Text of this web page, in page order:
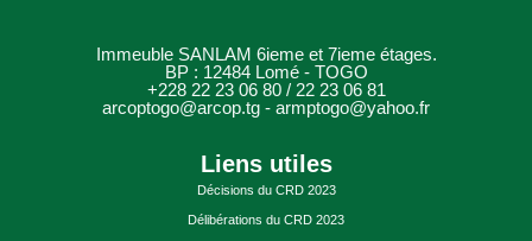
Immeuble SANLAM 6ieme et 7ieme étages.
BP : 12484 Lomé - TOGO
+228 22 23 06 80 / 22 23 06 81
arcoptogo@arcop.tg - armptogo@yahoo.fr
Liens utiles
Décisions du CRD 2023
Délibérations du CRD 2023